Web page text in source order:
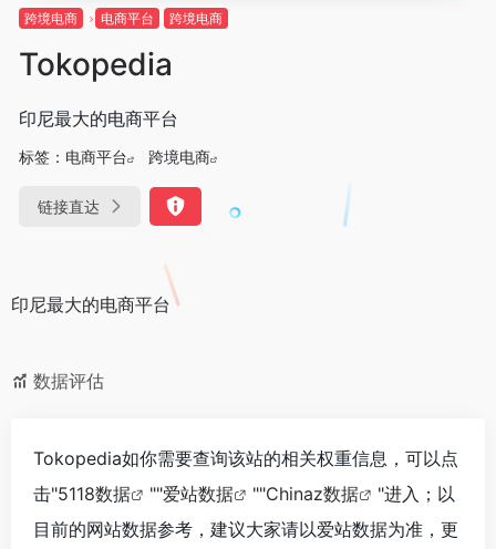
跨境电商 电商平台 跨境电商
Tokopedia
印尼最大的电商平台
标签： 电商平台 跨境电商
链接直达
印尼最大的电商平台
数据评估
Tokopedia如你需要查询该站的相关权重信息，可以点
击"5118数据 ""爱站数据 ""Chinaz数据
"进入；以
目前的网站数据参考，建议大家请以爱站数据为准，更